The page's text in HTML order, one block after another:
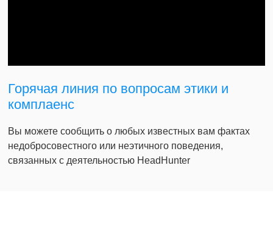
Горячая линия по вопросам этики и
комплаенс
Вы можете сообщить о любых известных вам фактах
недобросовестного или неэтичного поведения,
связанных с деятельностью HeadHunter